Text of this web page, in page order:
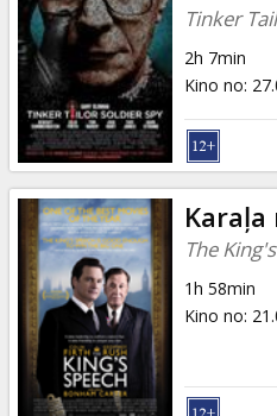
Tinker
2h 7min
Kino no:
Karaļa
The
1h 58min
Kino no: